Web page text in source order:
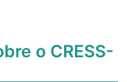
o CRESS-